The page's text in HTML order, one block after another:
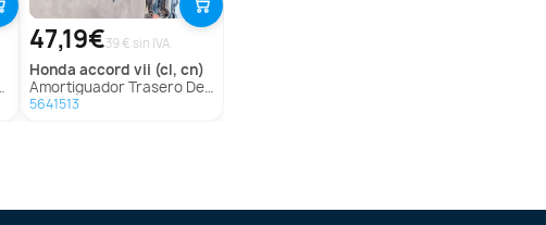
47,19€39 € sin IVA
honda accord vii (cl, cn)
Amortiguador Trasero Derecho para Honda Accord Vii (Cl, Cn)
5641513